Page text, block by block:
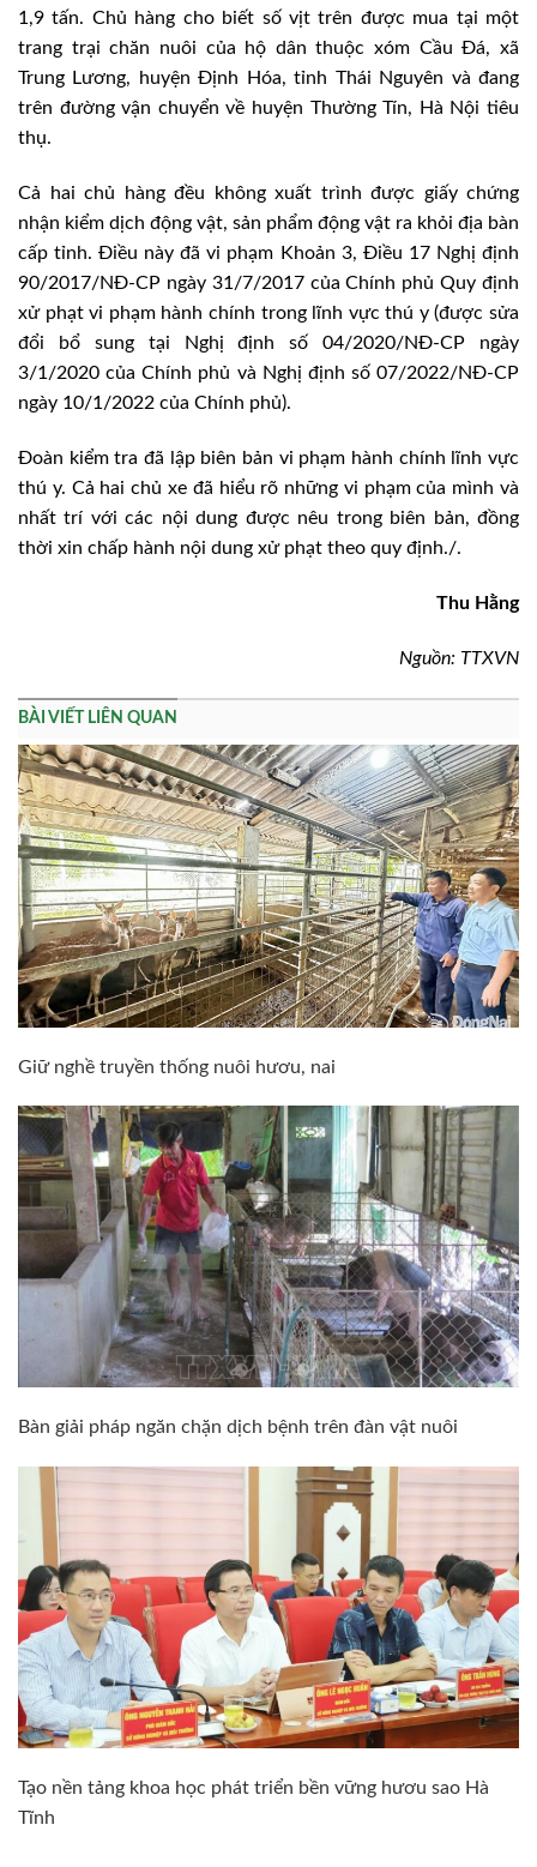
1,9 tấn. Chủ hàng cho biết số vịt trên được mua tại một
trang trại chăn nuôi của hộ dân thuộc xóm Cầu Đá, xã
Trung Lương, huyện Định Hóa, tỉnh Thái Nguyên và đang
trên đường vận chuyển về huyện Thường Tín, Hà Nội tiêu
thụ.
Cả hai chủ hàng đều không xuất trình được giấy chứng
nhận kiểm dịch động vật, sản phẩm động vật ra khỏi địa bàn
cấp tỉnh. Điều này đã vi phạm Khoản 3, Điều 17 Nghị định
90/2017/NĐ-CP ngày 31/7/2017 của Chính phủ Quy định
xử phạt vi phạm hành chính trong lĩnh vực thú y (được sửa
đổi bổ sung tại Nghị định số 04/2020/NĐ-CP ngày
3/1/2020 của Chính phủ và Nghị định số 07/2022/NĐ-CP
ngày 10/1/2022 của Chính phủ).
Đoàn kiểm tra đã lập biên bản vi phạm hành chính lĩnh vực
thú y. Cả hai chủ xe đã hiểu rõ những vi phạm của mình và
nhất trí với các nội dung được nêu trong biên bản, đồng
thời xin chấp hành nội dung xử phạt theo quy định./.
Thu Hằng
Nguồn: TTXVN
BÀI VIẾT LIÊN QUAN
Giữ nghề truyền thống nuôi hươu, nai
Bàn giải pháp ngăn chặn dịch bệnh trên đàn vật nuôi
Tạo nền tảng khoa học phát triển bền vững hươu sao Hà
Tĩnh